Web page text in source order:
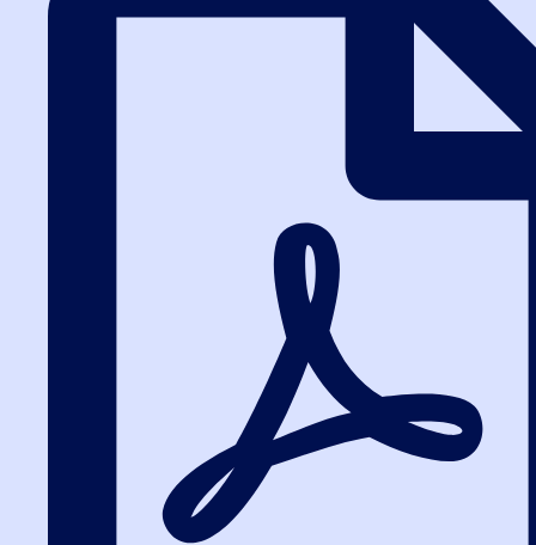
Шигаев Валерий Юрьевич
Кандидат медицинских наук. Эксперт Национальной Ассоциации
институтов закупок России. Ведущий специалист отдела
государственного заказа Комитета по здравоохранению
Правительства Санкт-Петербурга. Сочетание...
Тур Лилиана Николаевна
Практикующий преподаватель по госзакупкам с 16-летним